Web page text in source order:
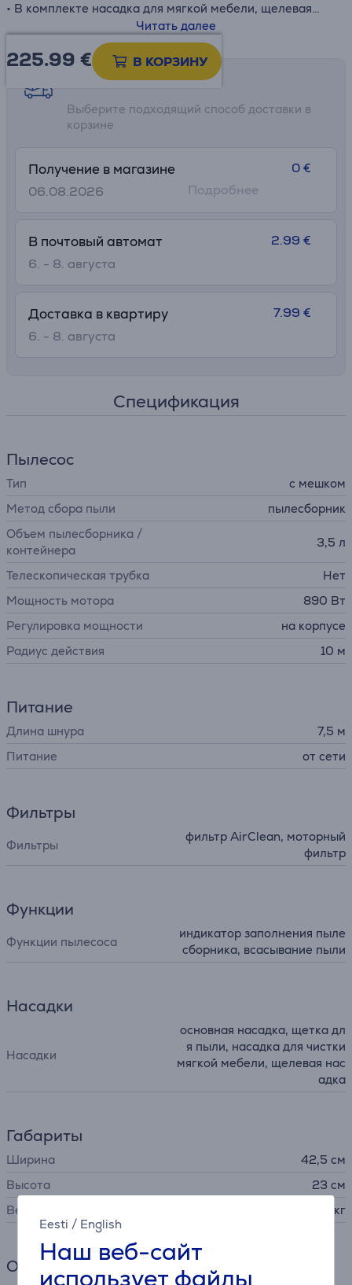
Eesti / English
Наш веб-сайт
использует файлы
• В комплекте насадка для мягкой мебели, щелевая
насадка, щетка для пыли и насадка для пола
Читать далее
225.99 € В КОРЗИНУ
Возможности доставки
Выберите подходящий способ доставки в
корзине
Получение в магазине
06.08.2026
0 €
Подробнее
В почтовый автомат
6. - 8. августа
2.99 €
Доставка в квартиру
6. - 8. августа
7.99 €
Спецификация
Пылесос
Тип
с мешком
Метод сбора пыли
пылесборник
Объем пылесборника /
контейнера
3,5 л
Телескопическая трубка
Нет
Мощность мотора
890 Вт
Регулировка мощности
на корпусе
Радиус действия
10 м
Питание
Длина шнура
7,5 м
Питание
от сети
Фильтры
Фильтры
фильтр AirClean, моторный
фильтр
Функции
Функции пылесоса
индикатор заполнения пыле
сборника, всасывание пыли
Насадки
Насадки
основная насадка, щетка дл
я пыли, насадка для чистки
мягкой мебели, щелевая нас
адка
Габариты
Ширина
42,5 см
Высота
23 см
Вес
5,7 кг
Общий параметр